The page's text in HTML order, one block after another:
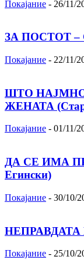
Покајание - 26/11/
ЗА ПОСТОТ –
Покајание - 22/11/
ШТО
ЖЕНАТА
Покајание - 01/11/
ДА СЕ ИМА
Егински)
Покајание - 30/10/
Покајание - 25/10/